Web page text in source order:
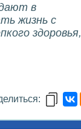
в
жизнь с
здоровья,